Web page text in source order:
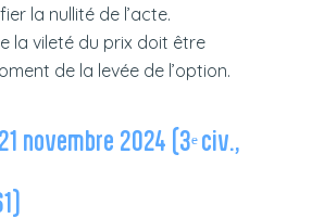
la nullité de l’acte.
la vileté du prix doit être
de la levée de l’option.
novembre 2024 (3ᵉ civ.,